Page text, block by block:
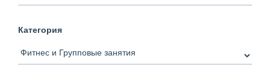
Категория